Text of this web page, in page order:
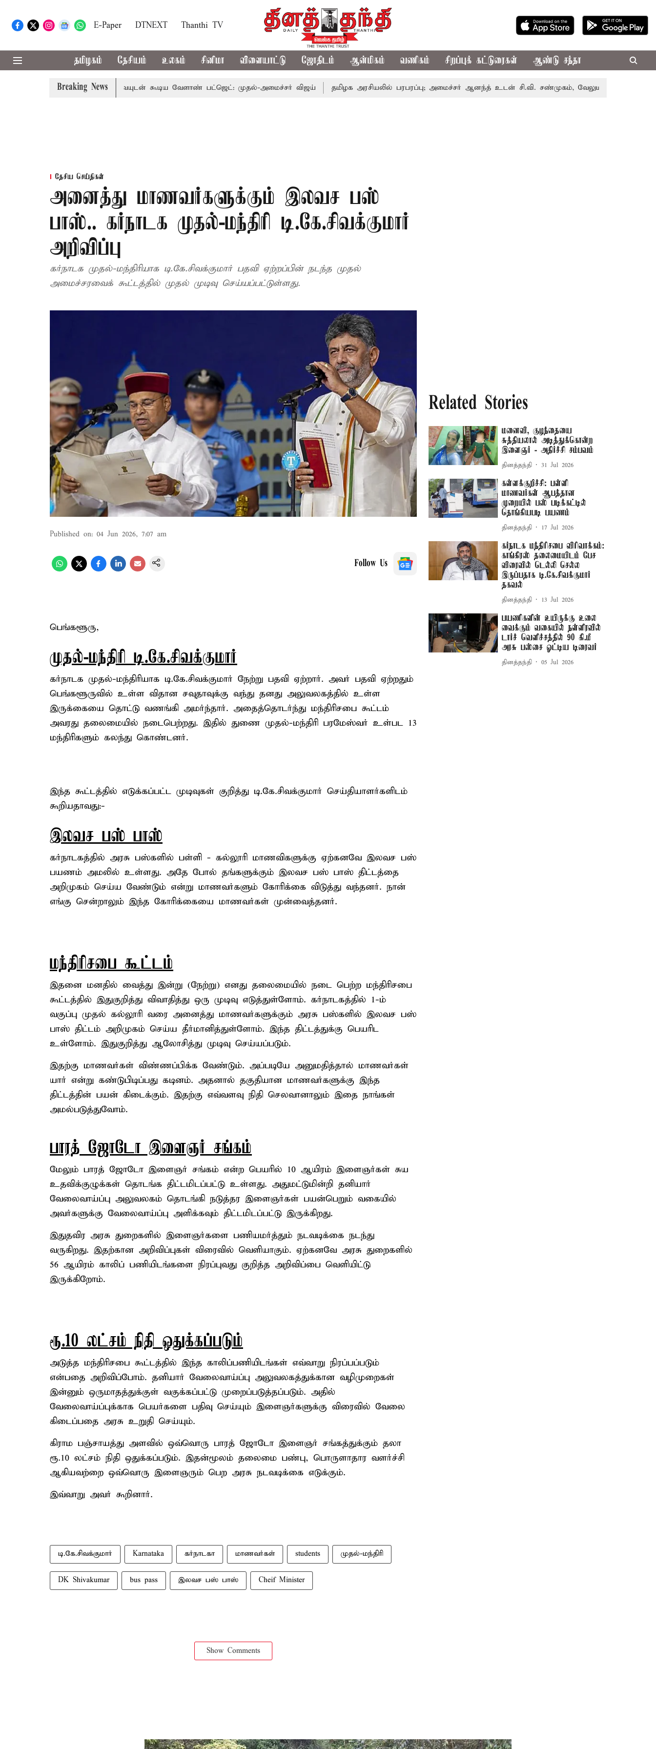
E-Paper DTNEXT Thanthi TV
தமிழகம் தேசியம் உலகம் சினிமா விளையாட்டு ஜோதிடம் ஆன்மிகம் வணிகம் சிறப்புக் கட்டுரைகள் ஆண்டு சந்தா
Breaking News
தொலைநோக்கு பார்வையுடன் கூடிய வேளாண் பட்ஜெட்: முதல்-அமைச்சர் விஜய் தமிழக அரசியலில் பரபரப்பு; அமைச்சர் ஆனந்த் உடன் சி.வி. சண்முகம், வேலுமணி சந்திப்பு
தேசிய செய்திகள்
அனைத்து மாணவர்களுக்கும் இலவச பஸ்
பாஸ்.. கர்நாடக முதல்-மந்திரி டி.கே.சிவக்குமார்
அறிவிப்பு
கர்நாடக முதல்-மந்திரியாக டி.கே.சிவக்குமார் பதவி ஏற்றப்பின் நடந்த முதல்
அமைச்சரவைக் கூட்டத்தில் முதல் முடிவு செய்யப்பட்டுள்ளது.
Published on: 04 Jun 2026, 7:07 am
Follow Us
பெங்களூரு,
முதல்-மந்திரி டி.கே.சிவக்குமார்
கர்நாடக முதல்-மந்திரியாக டி.கே.சிவக்குமார் நேற்று பதவி ஏற்றார். அவர் பதவி ஏற்றதும்
பெங்களூருவில் உள்ள விதான சவுதாவுக்கு வந்து தனது அலுவலகத்தில் உள்ள
இருக்கையை தொட்டு வணங்கி அமர்ந்தார். அதைத்தொடர்ந்து மந்திரிசபை கூட்டம்
அவரது தலைமையில் நடைபெற்றது. இதில் துணை முதல்-மந்திரி பரமேஸ்வர் உள்பட 13
மந்திரிகளும் கலந்து கொண்டனர்.
இந்த கூட்டத்தில் எடுக்கப்பட்ட முடிவுகள் குறித்து டி.கே.சிவக்குமார் செய்தியாளர்களிடம்
கூறியதாவது:-
இலவச பஸ் பாஸ்
கர்நாடகத்தில் அரசு பஸ்களில் பள்ளி - கல்லூரி மாணவிகளுக்கு ஏற்கனவே இலவச பஸ்
பயணம் அமலில் உள்ளது. அதே போல் தங்களுக்கும் இலவச பஸ் பாஸ் திட்டத்தை
அறிமுகம் செய்ய வேண்டும் என்று மாணவர்களும் கோரிக்கை விடுத்து வந்தனர். நான்
எங்கு சென்றாலும் இந்த கோரிக்கையை மாணவர்கள் முன்வைத்தனர்.
மந்திரிசபை கூட்டம்
இதனை மனதில் வைத்து இன்று (நேற்று) எனது தலைமையில் நடை பெற்ற மந்திரிசபை
கூட்டத்தில் இதுகுறித்து விவாதித்து ஒரு முடிவு எடுத்துள்ளோம். கர்நாடகத்தில் 1-ம்
வகுப்பு முதல் கல்லூரி வரை அனைத்து மாணவர்களுக்கும் அரசு பஸ்களில் இலவச பஸ்
பாஸ் திட்டம் அறிமுகம் செய்ய தீர்மானித்துள்ளோம். இந்த திட்டத்துக்கு பெயரிட
உள்ளோம். இதுகுறித்து ஆலோசித்து முடிவு செய்யப்படும்.
இதற்கு மாணவர்கள் விண்ணப்பிக்க வேண்டும். அப்படியே அனுமதித்தால் மாணவர்கள்
யார் என்று கண்டுபிடிப்பது கடினம். அதனால் தகுதியான மாணவர்களுக்கு இந்த
திட்டத்தின் பயன் கிடைக்கும். இதற்கு எவ்வளவு நிதி செலவானாலும் இதை நாங்கள்
அமல்படுத்துவோம்.
பாரத் ஜோடோ இளைஞர் சங்கம்
மேலும் பாரத் ஜோடோ இளைஞர் சங்கம் என்ற பெயரில் 10 ஆயிரம் இளைஞர்கள் சுய
உதவிக்குழுக்கள் தொடங்க திட்டமிடப்பட்டு உள்ளது. அதுமட்டுமின்றி தனியார்
வேலைவாய்ப்பு அலுவலகம் தொடங்கி நடுத்தர இளைஞர்கள் பயன்பெறும் வகையில்
அவர்களுக்கு வேலைவாய்ப்பு அளிக்கவும் திட்டமிடப்பட்டு இருக்கிறது.
இதுதவிர அரசு துறைகளில் இளைஞர்களை பணியமர்த்தும் நடவடிக்கை நடந்து
வருகிறது. இதற்கான அறிவிப்புகள் விரைவில் வெளியாகும். ஏற்கனவே அரசு துறைகளில்
56 ஆயிரம் காலிப் பணியிடங்களை நிரப்புவது குறித்த அறிவிப்பை வெளியிட்டு
இருக்கிறோம்.
ரூ.10 லட்சம் நிதி ஒதுக்கப்படும்
அடுத்த மந்திரிசபை கூட்டத்தில் இந்த காலிப்பணியிடங்கள் எவ்வாறு நிரப்பப்படும்
என்பதை அறிவிப்போம். தனியார் வேலைவாய்ப்பு அலுவலகத்துக்கான வழிமுறைகள்
இன்னும் ஒருமாதத்துக்குள் வகுக்கப்பட்டு முறைப்படுத்தப்படும். அதில்
வேலைவாய்ப்புக்காக பெயர்களை பதிவு செய்யும் இளைஞர்களுக்கு விரைவில் வேலை
கிடைப்பதை அரசு உறுதி செய்யும்.
கிராம பஞ்சாயத்து அளவில் ஒவ்வொரு பாரத் ஜோடோ இளைஞர் சங்கத்துக்கும் தலா
ரூ.10 லட்சம் நிதி ஒதுக்கப்படும். இதன்மூலம் தலைமை பண்பு, பொருளாதார வளர்ச்சி
ஆகியவற்றை ஒவ்வொரு இளைஞரும் பெற அரசு நடவடிக்கை எடுக்கும்.
இவ்வாறு அவர் கூறினார்.
டி.கே.சிவக்குமார் Karnataka கர்நாடகா மாணவர்கள் students முதல்-மந்திரி
DK Shivakumar bus pass இலவச பஸ் பாஸ் Cheif Minister
Show Comments
Related Stories
மனைவி, குழந்தையை
சுத்தியலால் அடித்துக்கொன்ற
இளைஞர் - அதிர்ச்சி சம்பவம்
தினத்தந்தி 31 Jul 2026
கள்ளக்குறிச்சி: பள்ளி
மாணவர்கள் ஆபத்தான
முறையில் பஸ் படிக்கட்டில்
தொங்கியபடி பயணம்
தினத்தந்தி 17 Jul 2026
கர்நாடக மந்திரிசபை விரிவாக்கம்:
காங்கிரஸ் தலைமையிடம் பேச
விரைவில் டெல்லி செல்ல
இருப்பதாக டி.கே.சிவக்குமார்
தகவல்
தினத்தந்தி 13 Jul 2026
பயணிகளின் உயிருக்கு உலை
வைக்கும் வகையில் நள்ளிரவில்
டார்ச் வெளிச்சத்தில் 90 கி.மீ
அரசு பஸ்சை ஓட்டிய டிரைவர்
தினத்தந்தி 05 Jul 2026